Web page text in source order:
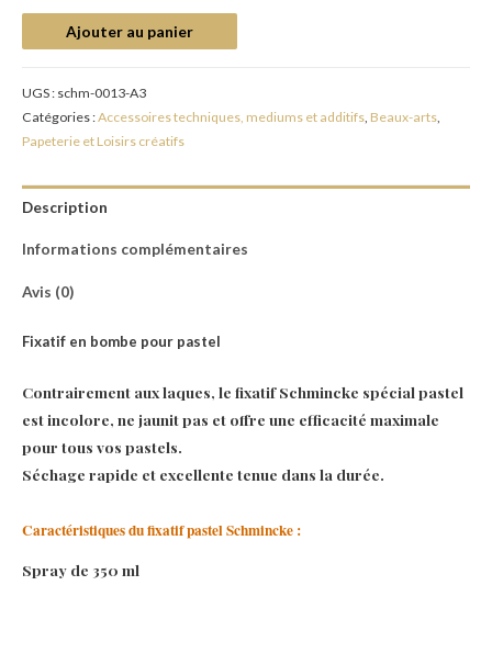
Ajouter au panier
UGS : schm-0013-A3
Catégories :Accessoires techniques, mediums et additifs, Beaux-arts,
Papeterie et Loisirs créatifs
Description
Informations complémentaires
Avis (0)
Fixatif en bombe pour pastel
Contrairement aux laques, le fixatif Schmincke spécial pastel
est incolore, ne jaunit pas et offre une efficacité maximale
pour tous vos pastels.
Séchage rapide et excellente tenue dans la durée.
Caractéristiques du fixatif pastel Schmincke :
Spray de 350 ml